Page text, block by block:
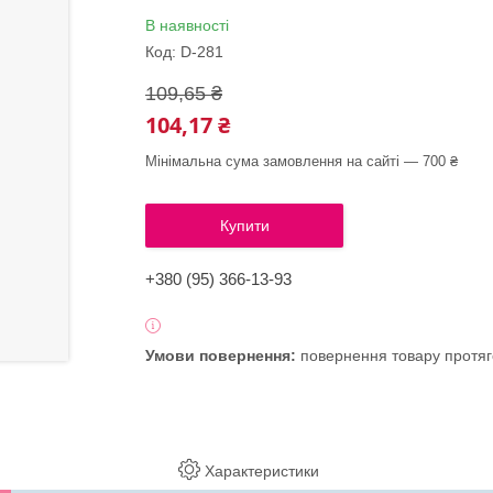
В наявності
Код: D-281
109,65 ₴
104,17 ₴
Мінімальна сума замовлення на сайті — 700 ₴
Купити
+380 (95) 366-13-93
повернення товару
Характеристики